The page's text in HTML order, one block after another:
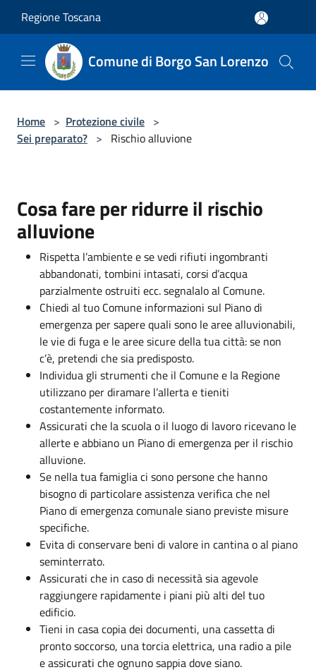
Regione Toscana
Comune di Borgo San Lorenzo
Home > Protezione civile >
Sei preparato? > Rischio alluvione
Cosa fare per ridurre il rischio
alluvione
Rispetta l’ambiente e se vedi rifiuti ingombranti
abbandonati, tombini intasati, corsi d’acqua
parzialmente ostruiti ecc. segnalalo al Comune.
Chiedi al tuo Comune informazioni sul Piano di
emergenza per sapere quali sono le aree alluvionabili,
le vie di fuga e le aree sicure della tua città: se non
c’è, pretendi che sia predisposto.
Individua gli strumenti che il Comune e la Regione
utilizzano per diramare l’allerta e tieniti
costantemente informato.
Assicurati che la scuola o il luogo di lavoro ricevano le
allerte e abbiano un Piano di emergenza per il rischio
alluvione.
Se nella tua famiglia ci sono persone che hanno
bisogno di particolare assistenza verifica che nel
Piano di emergenza comunale siano previste misure
specifiche.
Evita di conservare beni di valore in cantina o al piano
seminterrato.
Assicurati che in caso di necessità sia agevole
raggiungere rapidamente i piani più alti del tuo
edificio.
Tieni in casa copia dei documenti, una cassetta di
pronto soccorso, una torcia elettrica, una radio a pile
e assicurati che ognuno sappia dove siano.